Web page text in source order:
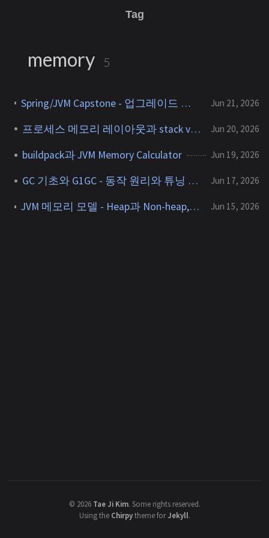
Tag
memory 5
Spring/JVM Capstone - 업그레이드 후 Old gen과 off-heap 메모리 진단 Jun 21, 2026
프로세스 메모리 레이아웃과 stack vs heap Jun 20, 2026
buildpack과 JVM Memory Calculator Jun 19, 2026
GC 기초와 G1GC - 동작 원리와 튜닝 손잡이 Jun 17, 2026
JVM 메모리 모델 - Heap과 Non-heap, -Xmx가 제한하는 영역 Jun 15, 2026
© 2026 Tae Ji Kim. Some rights reserved.
Using the Chirpytheme forJekyll.